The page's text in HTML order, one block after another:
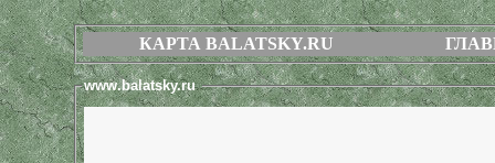
КАРТА BALATSKY.RU
www.balatsky.ru